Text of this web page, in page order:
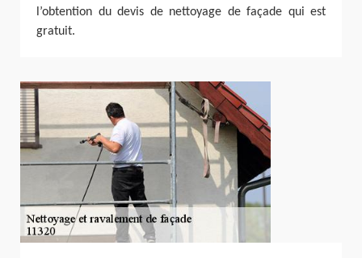
l’obtention du devis de nettoyage de façade qui est
gratuit.